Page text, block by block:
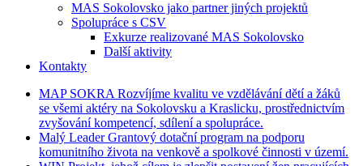
MAS Sokolovsko jako partner jiných projektů
Spolupráce s CSV
Exkurze realizované MAS Sokolovsko
Další aktivity
Kontakty
MAPSOKRA Rozvíjíme kvalitu ve vzdělávání dětí a žáků
se všemi aktéry na Sokolovsku a Kraslicku, prostřednictvím
zvyšování kompetencí, sdílení a spolupráce.
Malý Leader Grantový dotační program na podporu
komunitního života na venkově a spolkové činnosti v území.